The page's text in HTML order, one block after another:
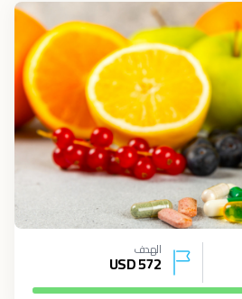
الهدف
572
USD